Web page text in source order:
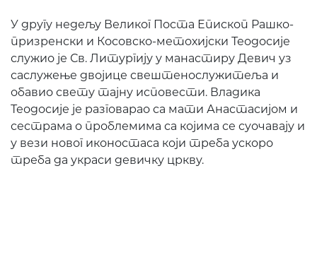
У другу недељу Великог Поста Епископ Рашко-
призренски и Косовско-метохијски Теодосије
служио је Св. Литургију у манастиру Девич уз
саслужење двојице свештенослужитеља и
обавио свету тајну исповести. Владика
Теодосије је разговарао са мати Анастасијом и
сестрама о проблемима са којима се суочавају и
у вези новог иконостаса који треба ускоро
треба да украси девичку цркву.